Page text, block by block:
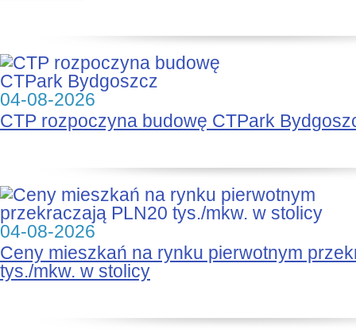
04-08-2026
CTP rozpoczyna budowę CTPark
04-08-2026
Ceny mieszkań na rynku pierwotnym
tys./mkw. w stolicy